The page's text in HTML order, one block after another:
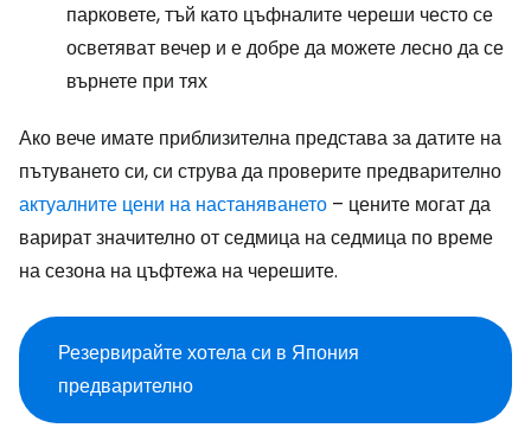
парковете, тъй като цъфналите череши често се
осветяват вечер и е добре да можете лесно да се
върнете при тях
Ако вече имате приблизителна представа за датите на
пътуването си, си струва да проверите предварително
актуалните цени на настаняването – цените могат да
варират значително от седмица на седмица по време
на сезона на цъфтежа на черешите.
Резервирайте хотела си в Япония
предварително